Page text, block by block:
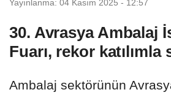
Yayınlanma: 04 Kasım 2025 - 12:57
30. Avrasya Ambalaj
Fuarı, rekor katılımla
Ambalaj sektörünün